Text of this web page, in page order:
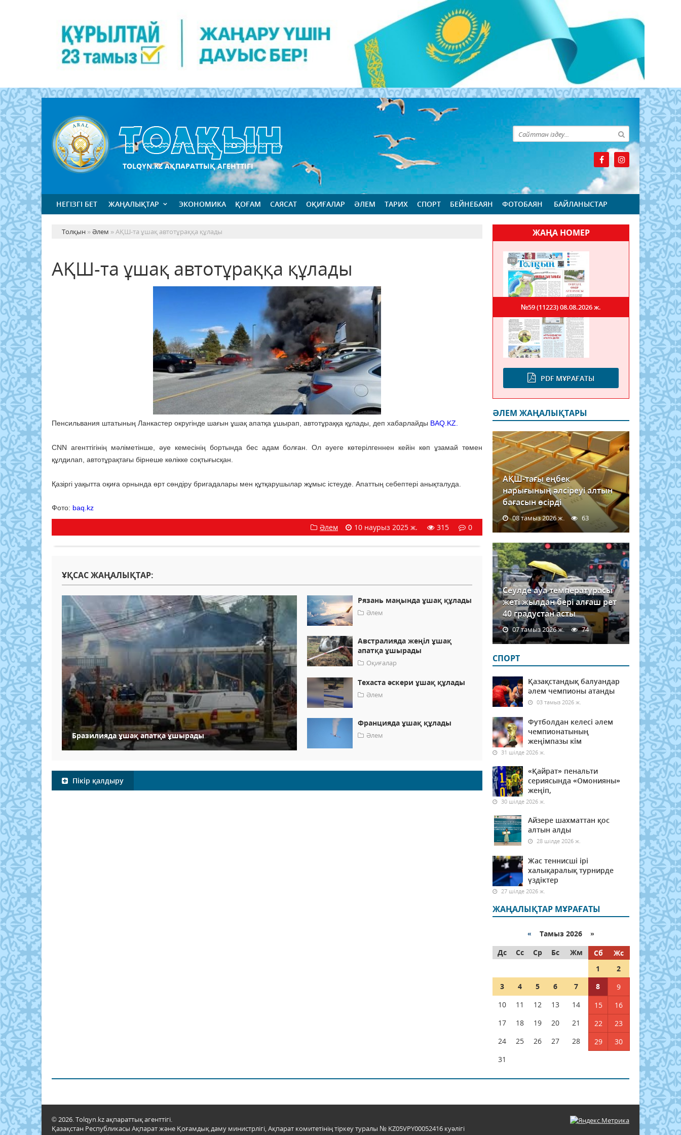
TOLQYN.KZ АҚПАРАТТЫҚ АГЕНТТІГІ
НЕГІЗГІ БЕТ ЖАҢАЛЫҚТАР ЭКОНОМИКА ҚОҒАМ САЯСАТ ОҚИҒАЛАР ӘЛЕМ ТАРИХ СПОРТ БЕЙНЕБАЯН ФОТОБАЯН БАЙЛАНЫСТАР
Толқын »Әлем » АҚШ-та ұшақ автотұраққа құлады
АҚШ-та ұшақ автотұраққа құлады
Пенсильвания штатының Ланкастер округінде шағын ұшақ апатқа ұшырап, автотұраққа құлады, деп хабарлайды BAQ.KZ.
CNN агенттігінің мәліметінше, әуе кемесінің бортында бес адам болған. Ол әуеге көтерілгеннен кейін көп ұзамай төмен
құлдилап, автотұрақтағы бірнеше көлікке соқтығысқан.
Қазіргі уақытта оқиға орнында өрт сөндіру бригадалары мен құтқарушылар жұмыс істеуде. Апаттың себептері анықталуда.
Фото: baq.kz
Әлем 10 наурыз 2025 ж. 315 0
ҰҚСАС ЖАҢАЛЫҚТАР:
Бразилияда ұшақ апатқа ұшырады
Рязань маңында ұшақ құлады
Әлем
Австралияда жеңіл ұшақ
апатқа ұшырады
Оқиғалар
Техаста әскери ұшақ құлады
Әлем
Францияда ұшақ құлады
Әлем
Пікір қалдыру
ЖАҢА НОМЕР
PDF МҰРАҒАТЫ
№59 (11223)08.08.2026 ж.
ӘЛЕМ ЖАҢАЛЫҚТАРЫ
АҚШ-тағы еңбек
нарығының әлсіреуі алтын
бағасын өсірді
08 тамыз 2026 ж. 63
Сеулде ауа температурасы
жеті жылдан бері алғаш рет
40 градустан асты
07 тамыз 2026 ж. 74
СПОРТ
Қазақстандық балуандар
әлем чемпионы атанды
03 тамыз 2026 ж.
Футболдан келесі әлем
чемпионатының
жеңімпазы кім
31 шілде 2026 ж.
«Қайрат» пенальти
сериясында «Омонияны»
жеңіп,
30 шілде 2026 ж.
Айзере шахматтан қос
алтын алды
28 шілде 2026 ж.
Жас теннисші ірі
халықаралық турнирде
үздіктер
27 шілде 2026 ж.
ЖАҢАЛЫҚТАР МҰРАҒАТЫ
« Тамыз 2026 »
Дс
Сс Ср Бс Жм Сб
Жс
1
2
3
4 5 6 7 8
9
10
11 12 13 14 15
16
17
18 19 20 21 22
23
24
25 26 27 28 29
30
31
© 2026. Tolqyn.kz ақпараттық агенттігі.
Қазақстан Республикасы Ақпарат және Қоғамдық даму министрлігі, Ақпарат комитетінің тіркеу туралы № KZ05VPY00052416 куәлігі